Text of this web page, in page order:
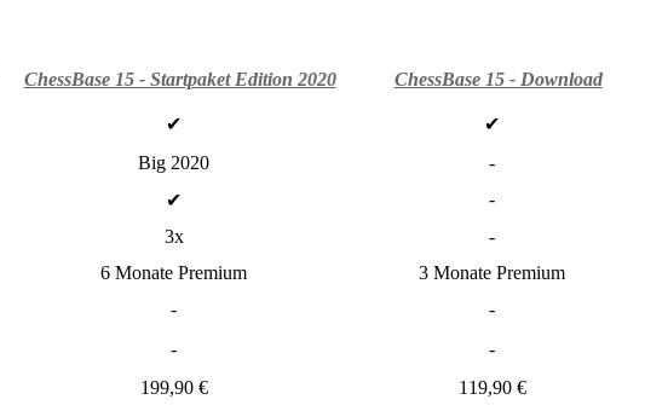
ChessBase 15 - Startpaket Edition 2020 ChessBase 15 - Download
✔
✔
Big 2020
-
✔
-
3x
-
6 Monate Premium
3 Monate Premium
- -
-
-
199,90 €
119,90 €